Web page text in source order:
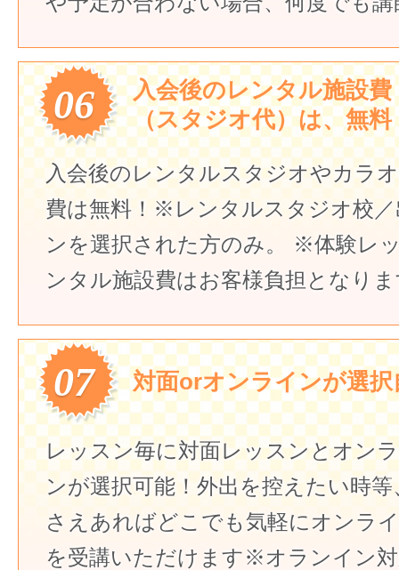
06
入会後のレンタル施設費
（スタジオ代）は、無料
入会後のレンタルスタジオやカラ
費は無料！ ※レンタルスタジオ校
ンを選択された方のみ。
※体験レ
ンタル施設費はお客様負担となり
07 対面orオンラインが選択
レッスン毎に対面レッスンとオン
ンが選択可能！外出を控えたい時
さえあればどこでも気軽にオンラ
を受講いただけます※オランイン